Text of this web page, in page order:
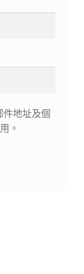
地址及個
。